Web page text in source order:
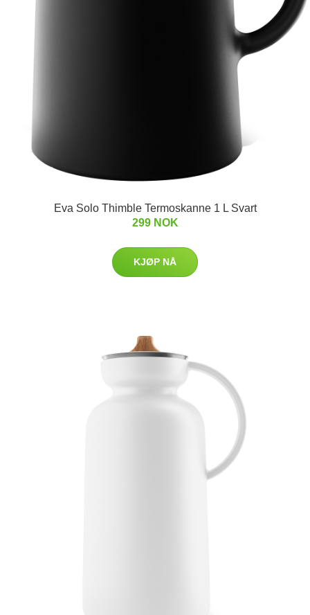
Eva Solo Thimble Termoskanne 1 L Svart
299 NOK
KJØP NÅ